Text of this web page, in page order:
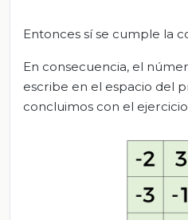
Entonces sí se cumple la
En consecuencia, el
escribe en el espacio del
concluimos con el